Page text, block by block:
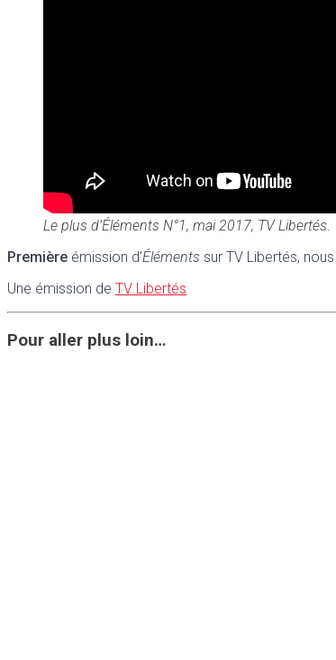
Le plus d’Éléments N°1, mai 2017, TV Libertés.
Première émission d’Éléments sur TV Libertés,
Une émission de TV Libertés
Pour aller plus loin…